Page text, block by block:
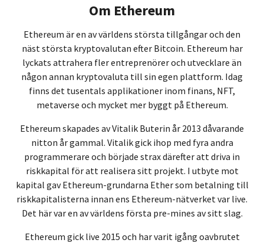
Om Ethereum
Ethereum är en av världens största tillgångar och den
näst största kryptovalutan efter Bitcoin. Ethereum har
lyckats attrahera fler entreprenörer och utvecklare än
någon annan kryptovaluta till sin egen plattform. Idag
finns det tusentals applikationer inom finans, NFT,
metaverse och mycket mer byggt på Ethereum.
Ethereum skapades av Vitalik Buterin år 2013 dåvarande
nitton år gammal. Vitalik gick ihop med fyra andra
programmerare och började strax därefter att driva in
riskkapital för att realisera sitt projekt. I utbyte mot
kapital gav Ethereum-grundarna Ether som betalning till
riskkapitalisterna innan ens Ethereum-nätverket var live.
Det här var en av världens första pre-mines av sitt slag.
Ethereum gick live 2015 och har varit igång oavbrutet